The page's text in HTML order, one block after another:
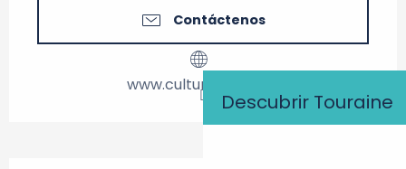
Descubrir Touraine
Contáctenos
www.culture-vip.com